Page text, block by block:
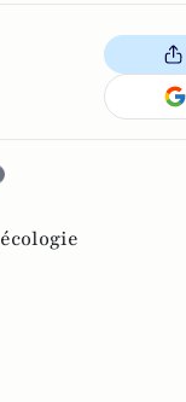
écologie